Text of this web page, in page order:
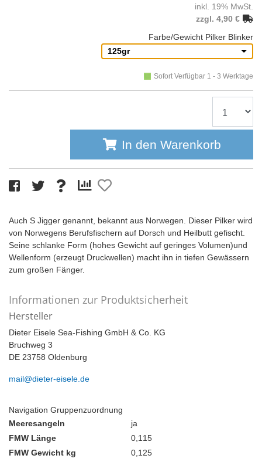
inkl. 19% MwSt.
zzgl. 4,90 €
Farbe/Gewicht Pilker Blinker
125gr
Sofort Verfügbar 1 - 3 Werktage
In den Warenkorb
Auch S Jigger genannt, bekannt aus Norwegen. Dieser Pilker wird
von Norwegens Berufsfischern auf Dorsch und Heilbutt gefischt.
Seine schlanke Form (hohes Gewicht auf geringes Volumen)und
Wellenform (erzeugt Druckwellen) macht ihn in tiefen Gewässern
zum großen Fänger.
Informationen zur Produktsicherheit
Hersteller
Dieter Eisele Sea-Fishing GmbH & Co. KG
Bruchweg 3
DE 23758 Oldenburg
mail@dieter-eisele.de
Navigation Gruppenzuordnung
Meeresangeln
ja
FMW Länge
0,115
FMW Gewicht kg
0,125